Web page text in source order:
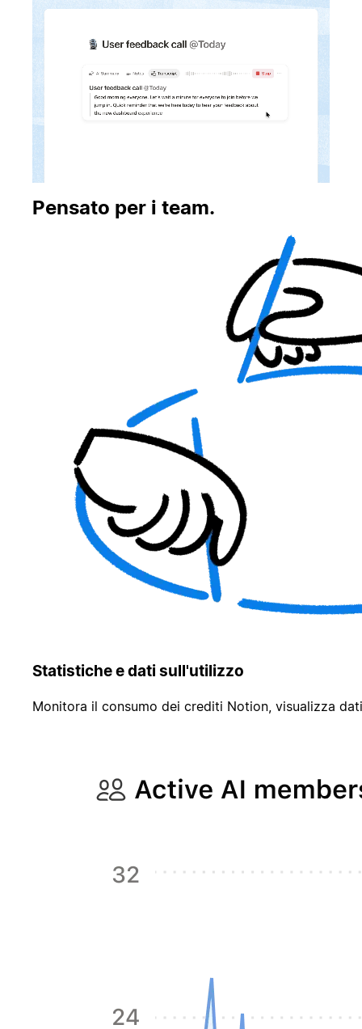
Pensato per i team.
Statistiche e dati sull'utilizzo
Monitora il consumo dei crediti Notion, visualizza